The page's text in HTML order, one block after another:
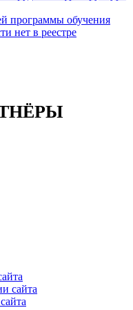
программы обучения
нет в реестре
сайта